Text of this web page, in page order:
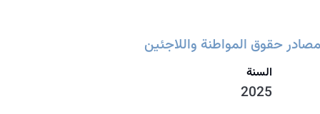
حقوق المواطنة واللاجئين
السنة
2025